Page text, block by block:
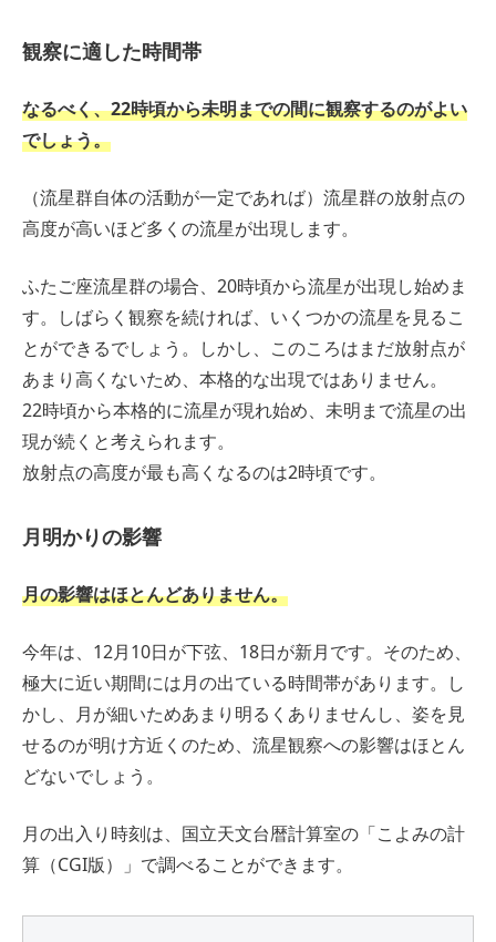
観察に適した時間帯
なるべく、22時頃から未明までの間に観察するのがよい
でしょう。
（流星群自体の活動が一定であれば）流星群の放射点の
高度が高いほど多くの流星が出現します。
ふたご座流星群の場合、20時頃から流星が出現し始めま
す。しばらく観察を続ければ、いくつかの流星を見るこ
とができるでしょう。しかし、このころはまだ放射点が
あまり高くないため、本格的な出現ではありません。
22時頃から本格的に流星が現れ始め、未明まで流星の出
現が続くと考えられます。
放射点の高度が最も高くなるのは2時頃です。
月明かりの影響
月の影響はほとんどありません。
今年は、12月10日が下弦、18日が新月です。そのため、
極大に近い期間には月の出ている時間帯があります。し
かし、月が細いためあまり明るくありませんし、姿を見
せるのが明け方近くのため、流星観察への影響はほとん
どないでしょう。
月の出入り時刻は、国立天文台暦計算室の「こよみの計
算（CGI版）」で調べることができます。